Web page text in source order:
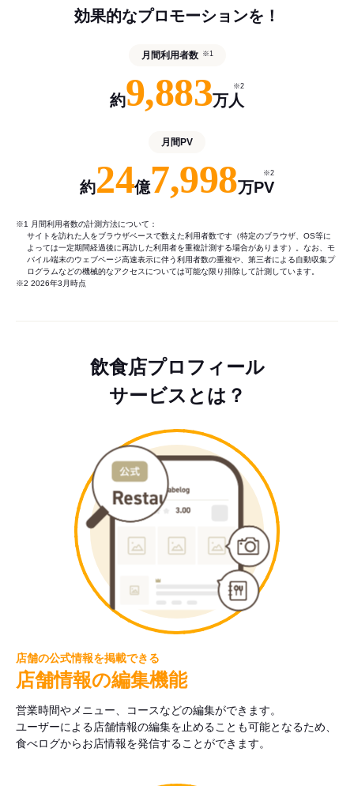
効果的なプロモーションを！
月間利用者数 ※1
約9,883万人
※2
月間PV
約24億7,998万PV
※2
※1 月間利用者数の計測方法について：
サイトを訪れた人をブラウザベースで数えた利用者数です（特定のブラウザ、OS等に
よっては一定期間経過後に再訪した利用者を重複計測する場合があります）。なお、モ
バイル端末のウェブページ高速表示に伴う利用者数の重複や、第三者による自動収集プ
ログラムなどの機械的なアクセスについては可能な限り排除して計測しています。
※2 2026年3月時点
飲食店プロフィール
サービスとは？
店舗の公式情報を掲載できる
店舗情報の編集機能
営業時間やメニュー、コースなどの編集ができます。
ユーザーによる店舗情報の編集を止めることも可能となるため、
食べログからお店情報を発信することができます。